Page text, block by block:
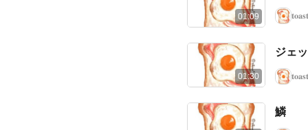
01:09
01:30
ジェ
鱗